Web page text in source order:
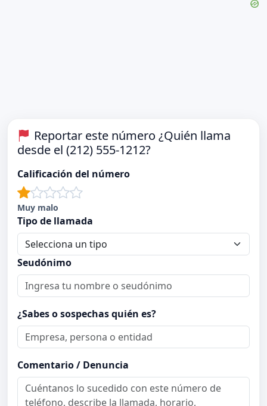
Reportar este número ¿Quién llama
desde el (212) 555-1212?
Calificación del número
Muy malo
Tipo de llamada
Seudónimo
¿Sabes o sospechas quién es?
Comentario / Denuncia